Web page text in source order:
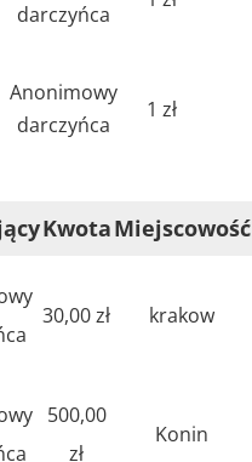
darczyńca
Anonimowy
darczyńca
1 zł
KwotaMiejscowość
30,00 zł krakow
500,00
zł
Konin